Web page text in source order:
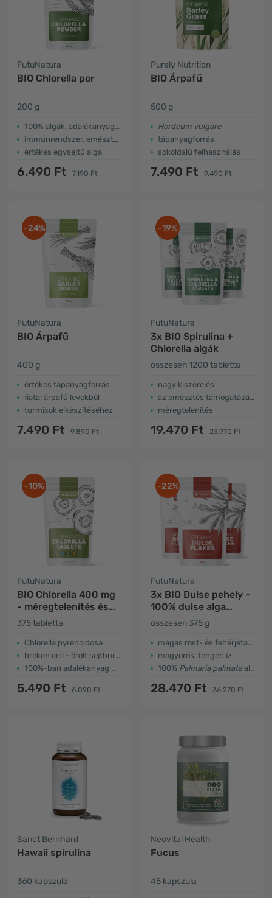
FutuNatura
BIO Chlorella por
200 g
100% algák, adalékanyagmentes
immunrendszer, emésztés és méregtelenítés
értékes egysejtű alga
6.490 Ft 7.190 Ft
Purely Nutrition
BIO Árpafű
500 g
Hordeum vulgare
tápanyagforrás
sokoldalú felhasználás
7.490 Ft 9.490 Ft
-24%
FutuNatura
BIO Árpafű
400 g
értékes tápanyagforrás
fiatal árpafű levekből
turmixok elkészítéséhez
7.490 Ft 9.890 Ft
-19%
FutuNatura
3x BIO Spirulina +
Chlorella algák
összesen 1200 tabletta
nagy kiszerelés
az emésztés támogatására
méregtelenítés
19.470 Ft 23.970 Ft
-10%
FutuNatura
BIO Chlorella 400 mg
- méregtelenítés és
emésztés
375 tabletta
Chlorella pyrenoidosa
broken cell - őrölt sejtburok
100%-ban adalékanyag mentes
5.490 Ft 6.090 Ft
-22%
FutuNatura
3x BIO Dulse pehely –
100% dulse alga
levelek
összesen 375 g
magas rost- és fehérjetartalom
mogyorós, tengeri íz
100% Palmaria palmataalga levelek
28.470 Ft 36.270 Ft
Sanct Bernhard
Hawaii spirulina
360 kapszula
Neovital Health
Fucus
45 kapszula